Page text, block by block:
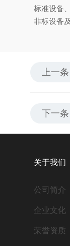
标准设备
非标设备
上一条
下一条
关于我们
公司简介
企业文化
荣誉资质